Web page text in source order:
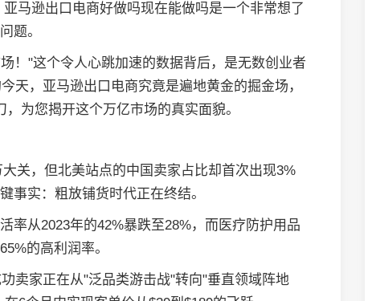
马逊出口电商好做吗现在能做吗是一个非常想了
题。
！"这个令人心跳加速的数据背后，是无数创业者
天，亚马逊出口电商究竟是遍地黄金的掘金场，
为您揭开这个万亿市场的真实面貌。
关，但北美站点的中国卖家占比却首次出现3%
事实：粗放铺货时代正在终结。
率从2023年的42%暴跌至28%，而医疗防护用品
的高利润率。
卖家正在从"泛品类游击战"转向"垂直领域阵地